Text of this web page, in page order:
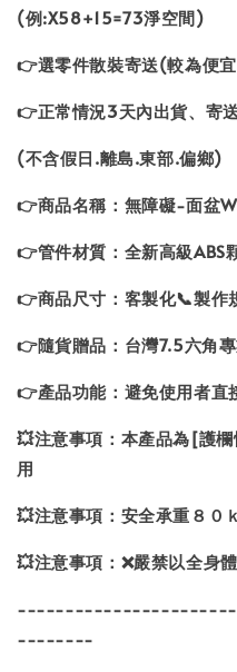
(例:X58+15=73淨空間)
👉選零件散裝寄送(較為便
👉正常情況3天內出貨、寄
(不含假日.離島.東部.偏鄉)
👉商品名稱：無障礙-面盆
👉管件材質：全新高級ABS
👉商品尺寸：客製化📞製作
👉隨貨贈品：台灣7.5六角
👉產品功能：避免使用者直
💥注意事項：本產品為[護
用
💥注意事項：安全承重８０
💥注意事項：❌嚴禁以全身
--------